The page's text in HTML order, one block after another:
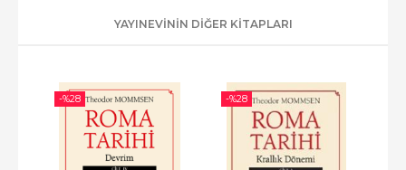
YAYINEVININ DIĞER KITAPLARI
-%28 -%28